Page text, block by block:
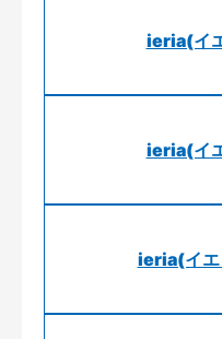
ieria(イ
ieria(イ
ieria(イエ